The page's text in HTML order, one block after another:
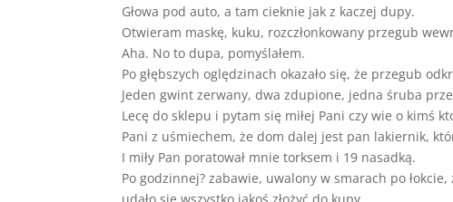
Głowa pod auto, a tam cieknie jak z kaczej dupy.
Otwieram maskę, kuku, rozczłonkowany przegub
Aha. No to dupa, pomyślałem.
Po głębszych oględzinach okazało się, że przegub
Jeden gwint zerwany, dwa zdupione, jedna śruba
Lecę do sklepu i pytam się miłej Pani czy wie o kimś
Pani z uśmiechem, że dom dalej jest pan lakiernik,
I miły Pan poratował mnie torksem i 19 nasadką.
Po godzinnej? zabawie, uwalony w smarach po
udało się wszystko jakoś złożyć do kupy.